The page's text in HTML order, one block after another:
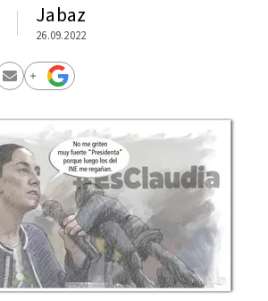
Jabaz
26.09.2022